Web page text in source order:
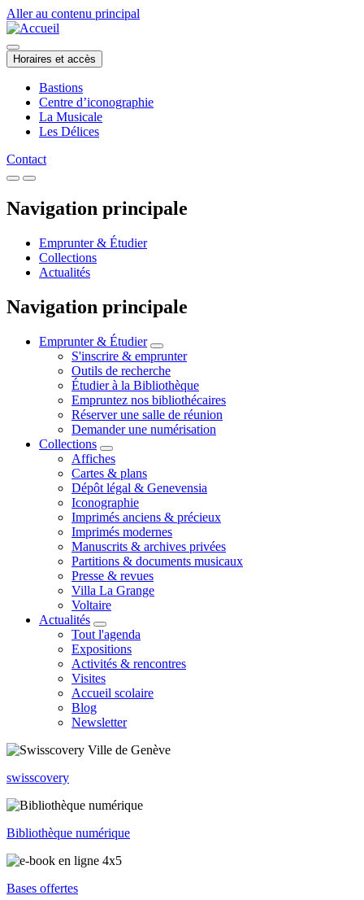
Aller au contenu principal
Horaires et accès
Bastions
Centre d’iconographie
La Musicale
Les Délices
Contact
Navigation principale
Emprunter & Étudier
Collections
Actualités
Navigation principale
Emprunter & Étudier
S'inscrire & emprunter
Outils de recherche
Étudier à la Bibliothèque
Empruntez nos bibliothécaires
Réserver une salle de réunion
Demander une numérisation
Collections
Affiches
Cartes & plans
Dépôt légal & Genevensia
Iconographie
Imprimés anciens & précieux
Imprimés modernes
Manuscrits & archives privées
Partitions & documents musicaux
Presse & revues
Villa La Grange
Voltaire
Actualités
Tout l'agenda
Expositions
Activités & rencontres
Visites
Accueil scolaire
Blog
Newsletter
swisscovery
Bibliothèque numérique
Bases offertes